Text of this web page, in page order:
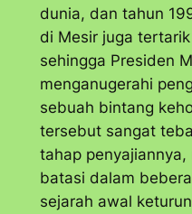
dunia, dan tahun
di Mesir juga
sehingga Presiden
menganugerahi
sebuah bintang
tersebut sangat
tahap penyajiannya,
batasi dalam
sejarah awal